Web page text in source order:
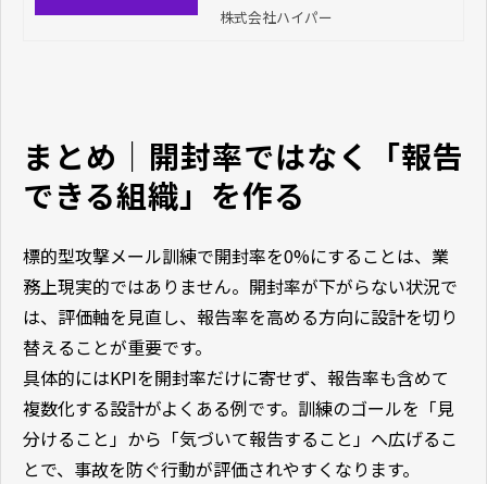
株式会社ハイパー
まとめ｜開封率ではなく「報告
できる組織」を作る
標的型攻撃メール訓練で開封率を0%にすることは、業
務上現実的ではありません。開封率が下がらない状況で
は、評価軸を見直し、報告率を高める方向に設計を切り
替えることが重要です。
具体的にはKPIを開封率だけに寄せず、報告率も含めて
複数化する設計がよくある例です。訓練のゴールを「見
分けること」から「気づいて報告すること」へ広げるこ
とで、事故を防ぐ行動が評価されやすくなります。